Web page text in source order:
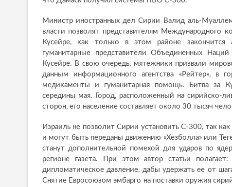
Министр иностранных дел Сирии Валид аль-
власти позволят представителям Международного
Кусейре, как только в этом районе закончится
гуманитарные представители Объединенных
Кусейре. В свою очередь, мятежники призвали
данным информационного агентства «Рейтер», в
медикаменты и гуманитарная помощь. Битва за
середины мая. Город, расположенный на сирийско-
сторон, его население составляет около 30 тысяч
Израиль не позволит Сирии установить С-300, так
и могут быть переданы движению «Хезболла» или
станут дополнительной помехой для ударов по
регионе газета. При этом автор статьи
дипломатическое давление, дабы удержать ее от
Снятие Евросоюзом эмбарго на поставки оружия